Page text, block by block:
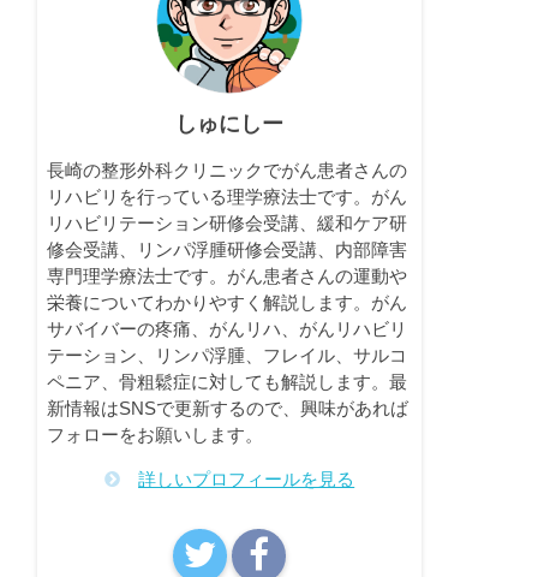
しゅにしー
長崎の整形外科クリニックでがん患者さんの
リハビリを行っている理学療法士です。がん
リハビリテーション研修会受講、緩和ケア研
修会受講、リンパ浮腫研修会受講、内部障害
専門理学療法士です。がん患者さんの運動や
栄養についてわかりやすく解説します。がん
サバイバーの疼痛、がんリハ、がんリハビリ
テーション、リンパ浮腫、フレイル、サルコ
ペニア、骨粗鬆症に対しても解説します。最
新情報はSNSで更新するので、興味があれば
フォローをお願いします。
詳しいプロフィールを見る